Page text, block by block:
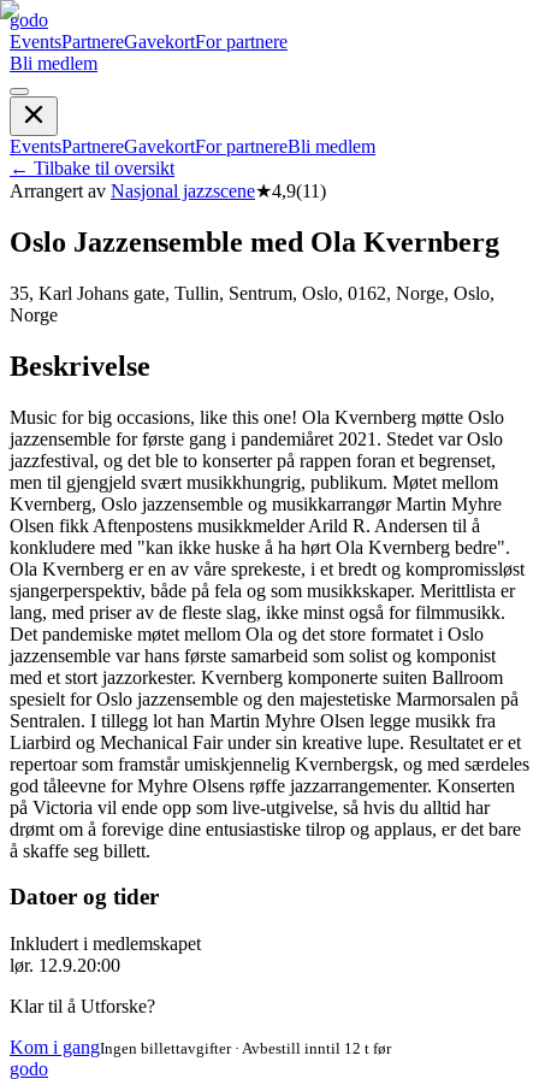
godo
EventsPartnereGavekortFor partnere
Bli medlem
EventsPartnereGavekortFor partnereBli medlem
← Tilbake til oversikt
Arrangert av Nasjonal jazzscene★4,9(11)
Oslo Jazzensemble med Ola Kvernberg
35, Karl Johans gate, Tullin, Sentrum, Oslo, 0162, Norge, Oslo,
Norge
Beskrivelse
Music for big occasions, like this one! Ola Kvernberg møtte Oslo
jazzensemble for første gang i pandemiåret 2021. Stedet var Oslo
jazzfestival, og det ble to konserter på rappen foran et begrenset,
men til gjengjeld svært musikkhungrig, publikum. Møtet mellom
Kvernberg, Oslo jazzensemble og musikkarrangør Martin Myhre
Olsen fikk Aftenpostens musikkmelder Arild R. Andersen til å
konkludere med "kan ikke huske å ha hørt Ola Kvernberg bedre".
Ola Kvernberg er en av våre sprekeste, i et bredt og kompromissløst
sjangerperspektiv, både på fela og som musikkskaper. Merittlista er
lang, med priser av de fleste slag, ikke minst også for filmmusikk.
Det pandemiske møtet mellom Ola og det store formatet i Oslo
jazzensemble var hans første samarbeid som solist og komponist
med et stort jazzorkester. Kvernberg komponerte suiten Ballroom
spesielt for Oslo jazzensemble og den majestetiske Marmorsalen på
Sentralen. I tillegg lot han Martin Myhre Olsen legge musikk fra
Liarbird og Mechanical Fair under sin kreative lupe. Resultatet er et
repertoar som framstår umiskjennelig Kvernbergsk, og med særdeles
god tåleevne for Myhre Olsens røffe jazzarrangementer. Konserten
på Victoria vil ende opp som live-utgivelse, så hvis du alltid har
drømt om å forevige dine entusiastiske tilrop og applaus, er det bare
å skaffe seg billett.
Datoer og tider
Inkludert i medlemskapet
lør. 12.9.20:00
Klar til å Utforske?
Kom i gangIngen billettavgifter · Avbestill inntil 12 t før
godo